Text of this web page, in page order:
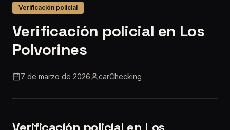
Verificación policial
Verificación policial en Los
Polvorines
7 de marzo de 2026 carChecking